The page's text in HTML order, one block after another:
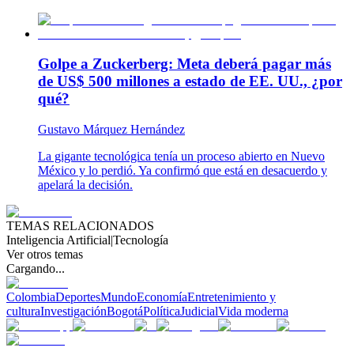
Golpe a Zuckerberg: Meta deberá pagar más
de US$ 500 millones a estado de EE. UU., ¿por
qué?
Gustavo Márquez Hernández
La gigante tecnológica tenía un proceso abierto en Nuevo
México y lo perdió. Ya confirmó que está en desacuerdo y
apelará la decisión.
TEMAS RELACIONADOS
Inteligencia Artificial|Tecnología
Ver otros temas
Cargando...
ColombiaDeportesMundoEconomíaEntretenimiento y
culturaInvestigaciónBogotáPolíticaJudicialVida moderna